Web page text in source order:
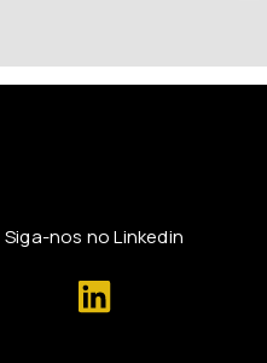
Siga-nos no Linkedin